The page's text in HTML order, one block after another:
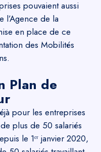
pouvaient aussi
l’Agence de la
en place de ce
des Mobilités
Plan de
pour les entreprises
plus de 50 salariés
le 1ᵉʳ janvier 2020,